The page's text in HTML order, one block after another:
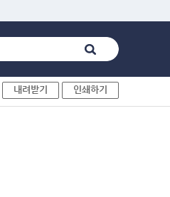
내려받기 인쇄하기